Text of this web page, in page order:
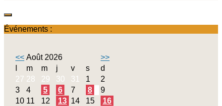
Événements :
<< Août 2026
>>
m m j v s
d
27 28 29 30 31 1
2
3
4 5 6 7 8
9
10 11 12 13 14 15
16